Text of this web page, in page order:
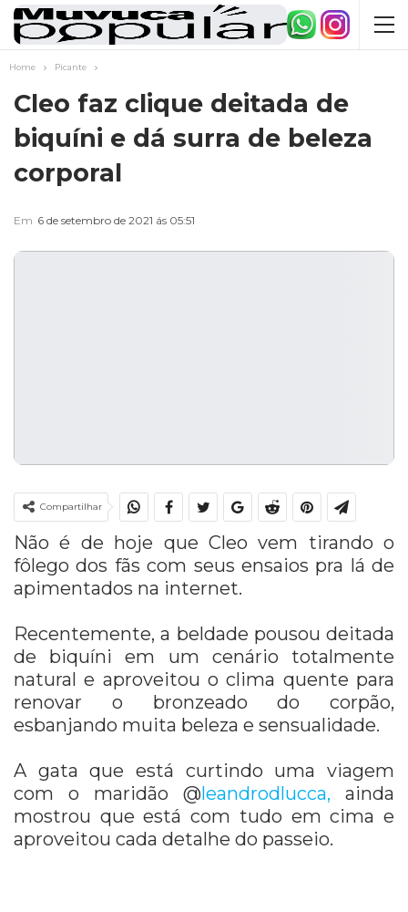
Home Picante
Cleo faz clique deitada de
biquíni e dá surra de beleza
corporal
Em 6 de setembro de 2021 ás 05:51
Compartilhar
Não é de hoje que Cleo vem tirando o
fôlego dos fãs com seus ensaios pra lá de
apimentados na internet.
Recentemente, a beldade pousou deitada
de biquíni em um cenário totalmente
natural e aproveitou o clima quente para
renovar o bronzeado do corpão,
esbanjando muita beleza e sensualidade.
A gata que está curtindo uma viagem
com o maridão @leandrodlucca, ainda
mostrou que está com tudo em cima e
aproveitou cada detalhe do passeio.